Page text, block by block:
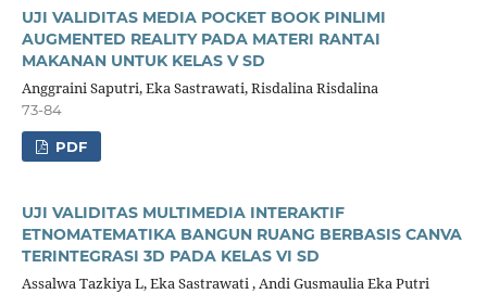
UJI VALIDITAS MEDIA POCKET BOOK PINLIMI
AUGMENTED REALITY PADA MATERI RANTAI
MAKANAN UNTUK KELAS V SD
Anggraini Saputri, Eka Sastrawati, Risdalina Risdalina
73-84
PDF
UJI VALIDITAS MULTIMEDIA INTERAKTIF
ETNOMATEMATIKA BANGUN RUANG BERBASIS CANVA
TERINTEGRASI 3D PADA KELAS VI SD
Assalwa Tazkiya L, Eka Sastrawati , Andi Gusmaulia Eka Putri